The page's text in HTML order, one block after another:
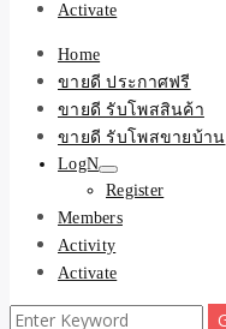
Activate
Home
ขายดี ประกาศฟรี
ขายดี รับโพสสินค้า
ขายดี รับโพสขายบ้าน
LogN
Register
Members
Activity
Activate
Search